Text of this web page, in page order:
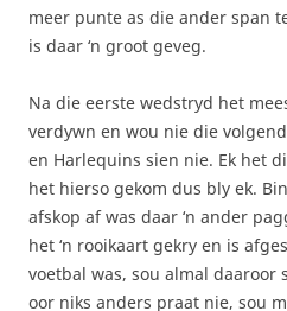
meer punte as die ander span
is daar ‘n groot geveg.
Na die eerste wedstryd het
verdywn en wou nie die
en Harlequins sien nie. Ek het
het hierso gekom dus bly ek.
afskop af was daar ‘n ander
het ‘n rooikaart gekry en is
voetbal was, sou almal
oor niks anders praat nie, sou